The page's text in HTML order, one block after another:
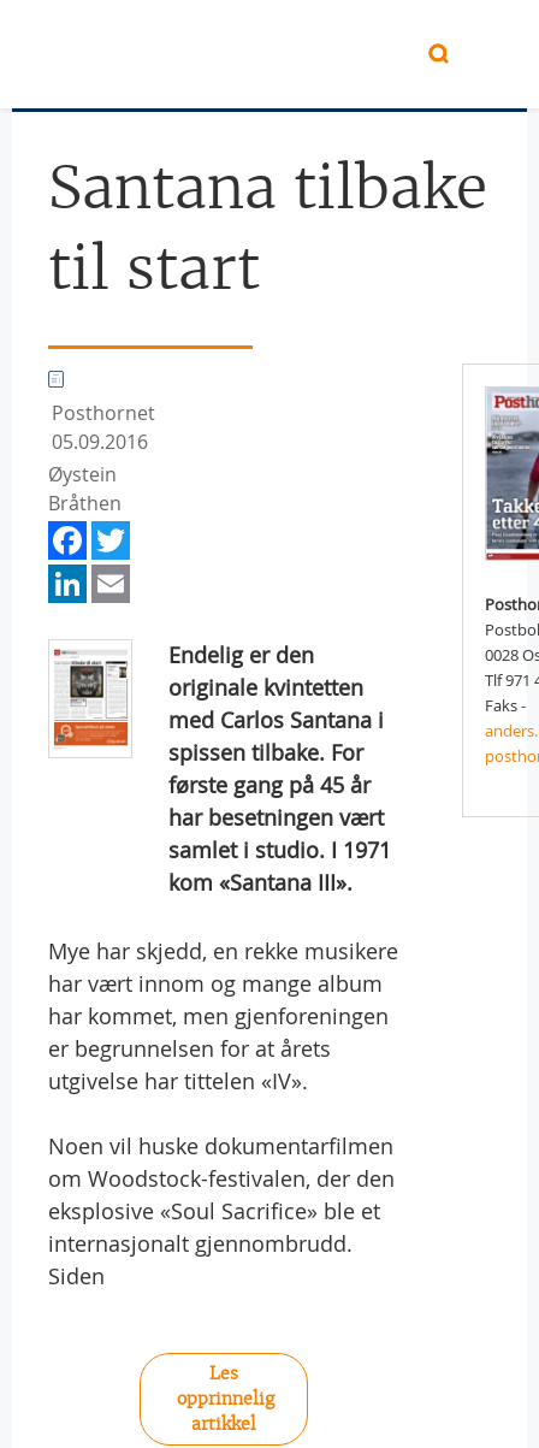
Santana tilbake
til start
Posthornet
05.09.2016
Øystein
Bråthen
Facebook
LinkedIn
Endelig er den
originale kvintetten
med Carlos Santana i
spissen tilbake. For
første gang på 45 år
har besetningen vært
samlet i studio. I 1971
kom «Santana III».
Mye har skjedd, en rekke musikere
har vært innom og mange album
har kommet, men gjenforeningen
er begrunnelsen for at årets
utgivelse har tittelen «IV».
Noen vil huske dokumentarfilmen
om Woodstock-festivalen, der den
eksplosive «Soul Sacrifice» ble et
internasjonalt gjennombrudd.
Siden
Les
opprinnelig
artikkel
0028
Tlf 971
Faks -